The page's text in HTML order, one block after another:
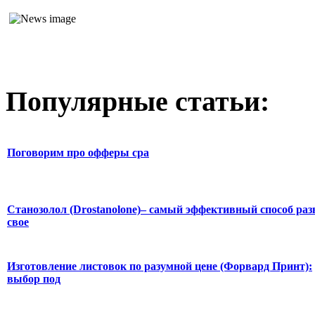
Популярные статьи:
Поговорим про офферы cpa
Станозолол (Drostanolone)– самый эффективный способ
свое
Изготовление листовок по разумной цене (Форвард Принт):
выбор под